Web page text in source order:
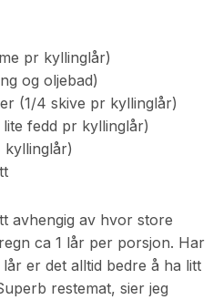
pr kyllinglår)
og oljebad)
(1/4 skive pr kyllinglår)
fedd pr kyllinglår)
avhengig av hvor store
ca 1 lår per porsjon. Har
er det alltid bedre å ha litt
restemat, sier jeg